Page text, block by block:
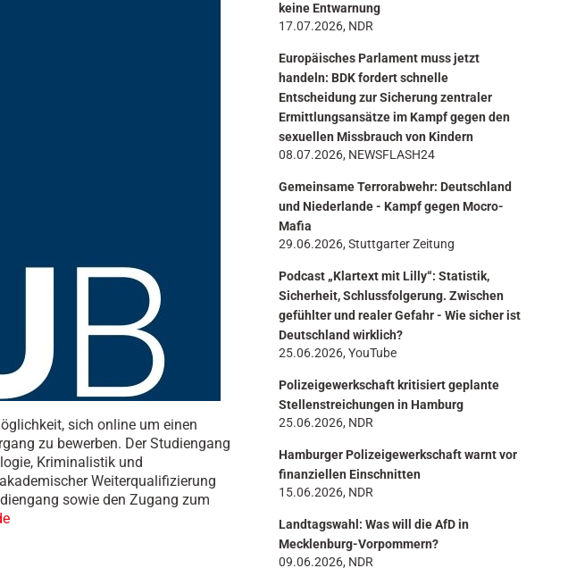
sich online um einen
zu bewerben. Der Studiengang
Kriminalistik und
Weiterqualifizierung
sowie den Zugang zum
keine Entwarnung
17.07.2026, NDR
Europäisches Parlament muss jetzt
handeln: BDK fordert schnelle
Entscheidung zur Sicherung zentraler
Ermittlungsansätze im Kampf gegen den
sexuellen Missbrauch von Kindern
08.07.2026, NEWSFLASH24
Gemeinsame Terrorabwehr: Deutschland
und Niederlande - Kampf gegen Mocro-
Mafia
29.06.2026, Stuttgarter Zeitung
Podcast „Klartext mit Lilly“: Statistik,
Sicherheit, Schlussfolgerung. Zwischen
gefühlter und realer Gefahr - Wie sicher ist
Deutschland wirklich?
25.06.2026, YouTube
Polizeigewerkschaft kritisiert geplante
Stellenstreichungen in Hamburg
25.06.2026, NDR
Hamburger Polizeigewerkschaft warnt vor
finanziellen Einschnitten
15.06.2026, NDR
Landtagswahl: Was will die AfD in
Mecklenburg-Vorpommern?
09.06.2026, NDR